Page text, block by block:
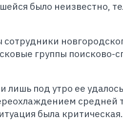
было неизвестно,
группы поисково-
лишь под утро ее
средней
была критическая.